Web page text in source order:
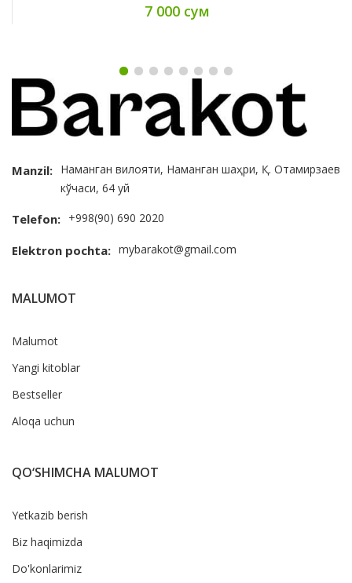
7 000 сум
Manzil: Наманган вилояти, Наманган шаҳри, Қ. Отамирзаев
кўчаси, 64 уй
Telefon: +998(90) 690 2020
Elektron pochta: mybarakot@gmail.com
MALUMOT
Malumot
Yangi kitoblar
Bestseller
Aloqa uchun
QO‘SHIMCHA MALUMOT
Yetkazib berish
Biz haqimizda
Do'konlarimiz